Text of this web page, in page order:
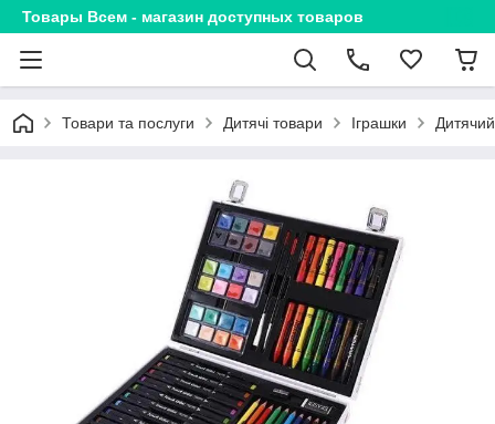
Товары Всем - магазин доступных товаров
Товари та послуги Дитячі товари Іграшки